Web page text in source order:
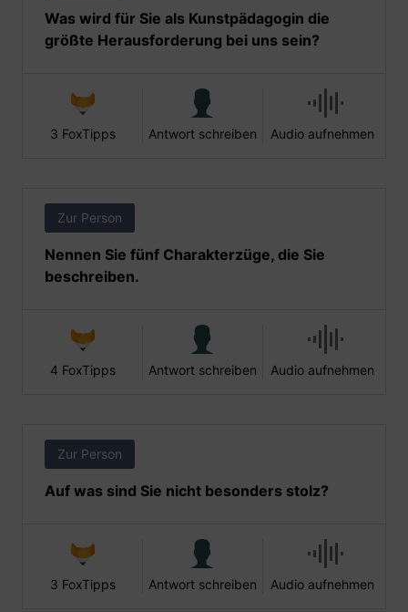
Was wird für Sie als Kunstpädagogin die
größte Herausforderung bei uns sein?
3 FoxTipps Antwort schreiben Audio aufnehmen
Zur Person
Nennen Sie fünf Charakterzüge, die Sie
beschreiben.
4 FoxTipps Antwort schreiben Audio aufnehmen
Zur Person
Auf was sind Sie nicht besonders stolz?
3 FoxTipps Antwort schreiben Audio aufnehmen